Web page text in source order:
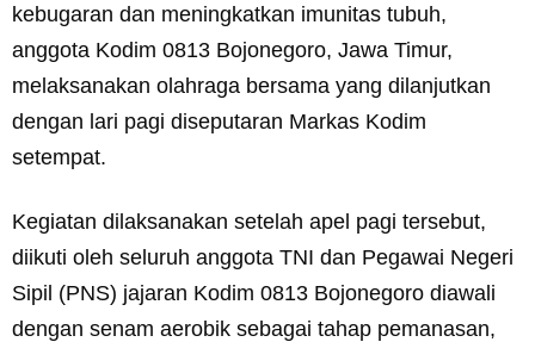
kebugaran dan meningkatkan imunitas tubuh,
anggota Kodim 0813 Bojonegoro, Jawa Timur,
melaksanakan olahraga bersama yang dilanjutkan
dengan lari pagi diseputaran Markas Kodim
setempat.
Kegiatan dilaksanakan setelah apel pagi tersebut,
diikuti oleh seluruh anggota TNI dan Pegawai Negeri
Sipil (PNS) jajaran Kodim 0813 Bojonegoro diawali
dengan senam aerobik sebagai tahap pemanasan,